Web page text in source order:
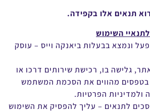
תנאים אלו בקפידה.
השימוש
ונמצא בבעלות ביאנקה וייס – עוסק
באתר, גלישה בו, רכישת שירותים דרכו או
בטפסים מהווים את הסכמת המשתמש
ולמדיניות הפרטיות.
מסכים לתנאים – עליך להפסיק את השימוש